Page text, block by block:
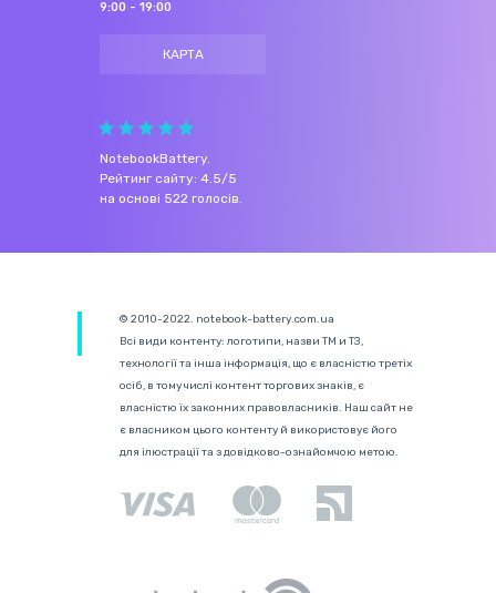
9:00 - 19:00
КАРТА
NotebookBattery.
Рейтинг сайту: 4.5/5
на основі 522 голосів.
© 2010-2022. notebook-battery.com.ua
Всі види контенту: логотипи, назви ТМ и ТЗ,
технології та інша інформація, що є власністю третіх
осіб, в тому числі контент торгових знаків, є
власністю їх законних правовласників. Наш сайт не
є власником цього контенту й використовує його
для ілюстрації та з довідково-ознайомчою метою.